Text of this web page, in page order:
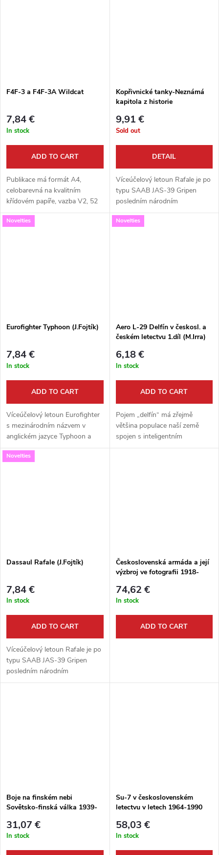
F4F-3 a F4F-3A Wildcat
7,84 €
In stock
ADD TO CART
Publikace má formát A4,
celobarevná na kvalitním
křídovém papíře, vazba V2, 52
stran, množství barevných foto,
barevné bokorysy.
Kopřivnické tanky-Neznámá
kapitola z historie
J. Špitálský)
9,91 €
Sold out
DETAIL
Víceúčelový letoun Rafale je po
typu SAAB JAS-39 Gripen
posledním národním
evropským letounem, který
vznikl v jedné zemi primárně
Novelties
Eurofighter Typhoon (J.Fojtík)
7,84 €
In stock
ADD TO CART
Víceúčelový letoun Eurofighter
s mezinárodním názvem v
anglickém jazyce Typhoon a
původně nazývaný EF2000,
představuje nejsofistikovanější
Novelties
Aero L-29 Delfín v českosl. a
českém letectvu 1.díl (M.Irra)
6,18 €
In stock
ADD TO CART
Pojem „delfín“ má zřejmě
většina populace naší země
spojen s inteligentním
kytovcem dobráckého vzezření,
Novelties
Dassaul Rafale (J.Fojtík)
7,84 €
In stock
ADD TO CART
Víceúčelový letoun Rafale je po
typu SAAB JAS-39 Gripen
posledním národním
evropským letounem, který
Československá armáda a její
výzbroj ve fotografii 1918-
74,62 €
In stock
ADD TO CART
Boje na finském nebi
Sovětsko-finská válka 1939-
finské letectvo
31,07 €
In stock
Su-7 v československém
letectvu v letech 1964-1990
58,03 €
In stock